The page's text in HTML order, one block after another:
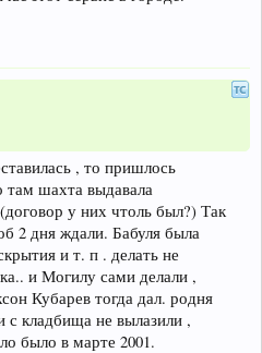
, то пришлось
там шахта выдавала
у них чтоль был?) Так
2 дня ждали. Бабуля была
и т. п . делать не
и Могилу сами делали ,
Кубарев тогда дал. родня
с кладбища не вылазили ,
было в марте 2001.